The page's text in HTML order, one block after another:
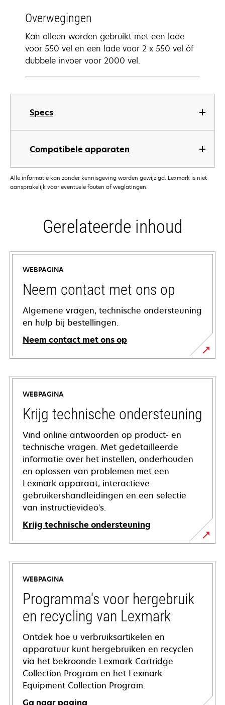
Specs
Compatibele apparaten
Overwegingen
Kan alleen worden gebruikt met een lade
voor 550 vel en een lade voor 2 x 550 vel óf
dubbele invoer voor 2000 vel.
Alle informatie kan zonder kennisgeving worden gewijzigd. Lexmark is niet
aansprakelijk voor eventuele fouten of weglatingen.
Gerelateerde inhoud
WEBPAGINA
Neem contact met ons op
Algemene vragen, technische ondersteuning
en hulp bij bestellingen.
Neem contact met ons op
WEBPAGINA
Krijg technische ondersteuning
Vind online antwoorden op product- en
technische vragen. Met gedetailleerde
informatie over het instellen, onderhouden
en oplossen van problemen met een
Lexmark apparaat, interactieve
gebruikershandleidingen en een selectie
van instructievideo's.
Krijg technische ondersteuning
opens
in
new
tab
WEBPAGINA
Programma's voor hergebruik
en recycling van Lexmark
Ontdek hoe u verbruiksartikelen en
apparatuur kunt hergebruiken en recyclen
via het bekroonde Lexmark Cartridge
Collection Program en het Lexmark
Equipment Collection Program.
Ga naar pagina